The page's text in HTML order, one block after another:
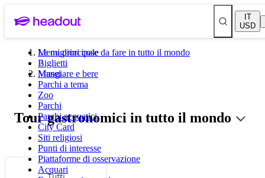
IT
USD
Le migliori cose da fare in tutto il mondo
Biglietti
Musei
Parchi a tema
Zoo
Parchi
Parchi acquatici
City Card
Siti religiosi
Punti di interesse
Piattaforme di osservazione
Acquari
Menu principale
Mangiare e bere
Tour gastronomici in tutto il mondo